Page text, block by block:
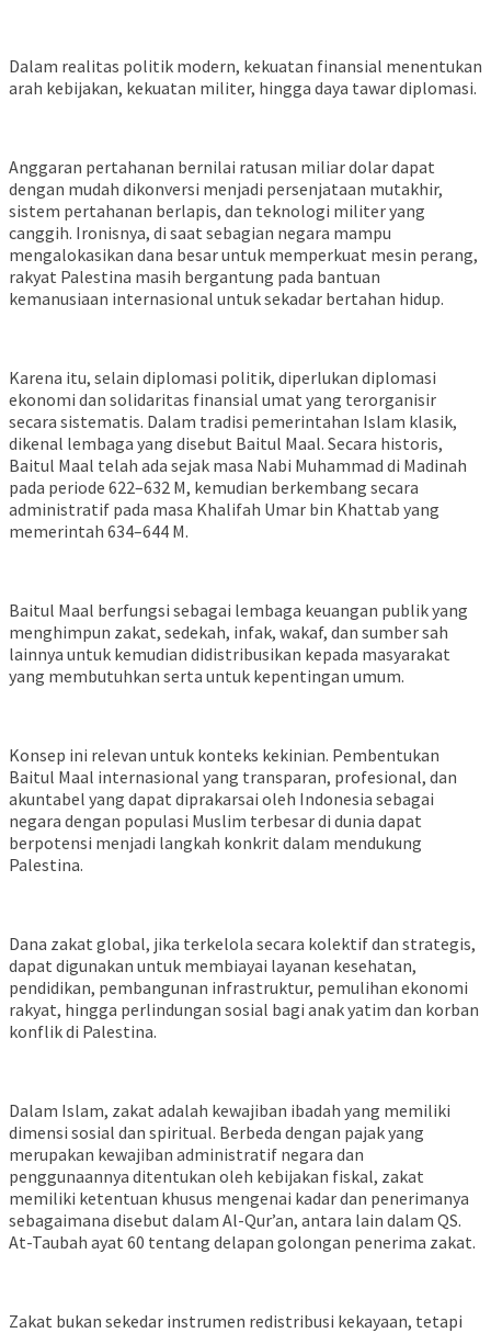
Dalam realitas politik modern, kekuatan finansial menentukan
arah kebijakan, kekuatan militer, hingga daya tawar diplomasi.
Anggaran pertahanan bernilai ratusan miliar dolar dapat
dengan mudah dikonversi menjadi persenjataan mutakhir,
sistem pertahanan berlapis, dan teknologi militer yang
canggih. Ironisnya, di saat sebagian negara mampu
mengalokasikan dana besar untuk memperkuat mesin perang,
rakyat Palestina masih bergantung pada bantuan
kemanusiaan internasional untuk sekadar bertahan hidup.
Karena itu, selain diplomasi politik, diperlukan diplomasi
ekonomi dan solidaritas finansial umat yang terorganisir
secara sistematis. Dalam tradisi pemerintahan Islam klasik,
dikenal lembaga yang disebut Baitul Maal. Secara historis,
Baitul Maal telah ada sejak masa Nabi Muhammad di Madinah
pada periode 622–632 M, kemudian berkembang secara
administratif pada masa Khalifah Umar bin Khattab yang
memerintah 634–644 M.
Baitul Maal berfungsi sebagai lembaga keuangan publik yang
menghimpun zakat, sedekah, infak, wakaf, dan sumber sah
lainnya untuk kemudian didistribusikan kepada masyarakat
yang membutuhkan serta untuk kepentingan umum.
Konsep ini relevan untuk konteks kekinian. Pembentukan
Baitul Maal internasional yang transparan, profesional, dan
akuntabel yang dapat diprakarsai oleh Indonesia sebagai
negara dengan populasi Muslim terbesar di dunia dapat
berpotensi menjadi langkah konkrit dalam mendukung
Palestina.
Dana zakat global, jika terkelola secara kolektif dan strategis,
dapat digunakan untuk membiayai layanan kesehatan,
pendidikan, pembangunan infrastruktur, pemulihan ekonomi
rakyat, hingga perlindungan sosial bagi anak yatim dan korban
konflik di Palestina.
Dalam Islam, zakat adalah kewajiban ibadah yang memiliki
dimensi sosial dan spiritual. Berbeda dengan pajak yang
merupakan kewajiban administratif negara dan
penggunaannya ditentukan oleh kebijakan fiskal, zakat
memiliki ketentuan khusus mengenai kadar dan penerimanya
sebagaimana disebut dalam Al-Qur’an, antara lain dalam QS.
At-Taubah ayat 60 tentang delapan golongan penerima zakat.
Zakat bukan sekedar instrumen redistribusi kekayaan, tetapi